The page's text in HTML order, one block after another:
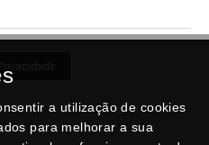
a utilização de cookies
para melhorar a sua